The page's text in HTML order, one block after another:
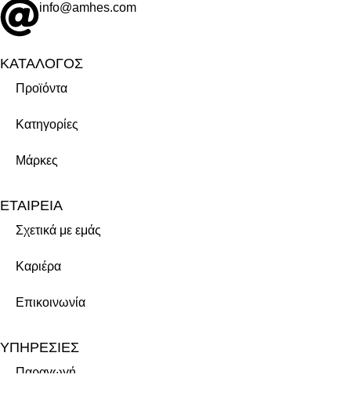
info@amhes.com
ΚΑΤΑΛΟΓΟΣ
Προϊόντα
Κατηγορίες
Μάρκες
ΕΤΑΙΡΕΙΑ
Σχετικά με εμάς
Καριέρα
Επικοινωνία
ΥΠΗΡΕΣΙΕΣ
Παραγωγή